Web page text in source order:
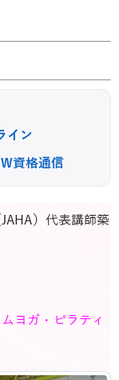
イン
資格通信
）代表講師築
ヨガ・ピラティ